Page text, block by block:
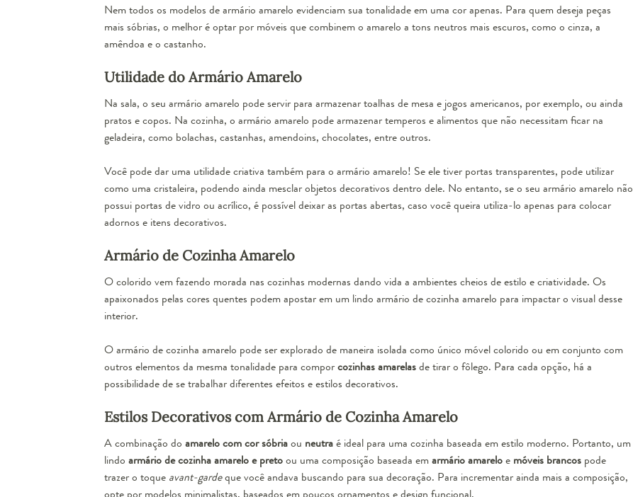
Nem todos os modelos de armário amarelo evidenciam sua tonalidade em uma cor apenas. Para quem deseja peças
mais sóbrias, o melhor é optar por móveis que combinem o amarelo a tons neutros mais escuros, como o cinza, a
amêndoa e o castanho.
Utilidade do Armário Amarelo
Na sala, o seu armário amarelo pode servir para armazenar toalhas de mesa e jogos americanos, por exemplo, ou ainda
pratos e copos. Na cozinha, o armário amarelo pode armazenar temperos e alimentos que não necessitam ficar na
geladeira, como bolachas, castanhas, amendoins, chocolates, entre outros.
Você pode dar uma utilidade criativa também para o armário amarelo! Se ele tiver portas transparentes, pode utilizar
como uma cristaleira, podendo ainda mesclar objetos decorativos dentro dele. No entanto, se o seu armário amarelo não
possui portas de vidro ou acrílico, é possível deixar as portas abertas, caso você queira utiliza-lo apenas para colocar
adornos e itens decorativos.
Armário de Cozinha Amarelo
O colorido vem fazendo morada nas cozinhas modernas dando vida a ambientes cheios de estilo e criatividade. Os
apaixonados pelas cores quentes podem apostar em um lindo armário de cozinha amarelo para impactar o visual desse
interior.
O armário de cozinha amarelo pode ser explorado de maneira isolada como único móvel colorido ou em conjunto com
outros elementos da mesma tonalidade para comporcozinhas amarelasde tirar o fôlego. Para cada opção, há a
possibilidade de se trabalhar diferentes efeitos e estilos decorativos.
Estilos Decorativos com Armário de Cozinha Amarelo
A combinação do amarelo com cor sóbriaou neutraé ideal para uma cozinha baseada emestilo moderno. Portanto, um
lindo armário de cozinha amarelo e pretoou uma composição baseada emarmário amareloemóveis brancospode
trazer o toque avant-gardeque você andava buscando para sua decoração. Para incrementar ainda mais a composição,